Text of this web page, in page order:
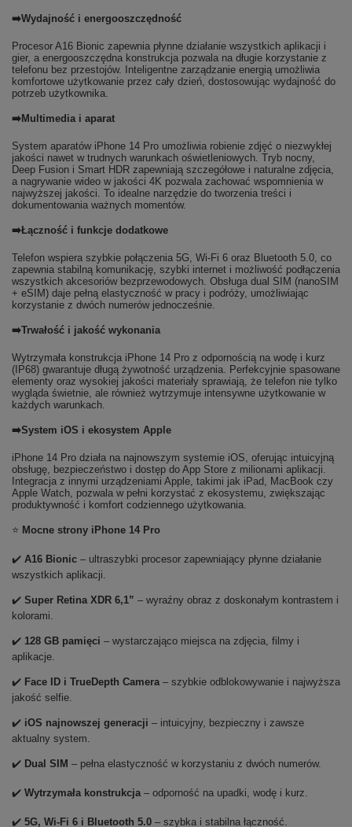
➡️Wydajność i energooszczędność
Procesor A16 Bionic zapewnia płynne działanie wszystkich aplikacji i
gier, a energooszczędna konstrukcja pozwala na długie korzystanie z
telefonu bez przestojów. Inteligentne zarządzanie energią umożliwia
komfortowe użytkowanie przez cały dzień, dostosowując wydajność do
potrzeb użytkownika.
➡️Multimedia i aparat
System aparatów iPhone 14 Pro umożliwia robienie zdjęć o niezwykłej
jakości nawet w trudnych warunkach oświetleniowych. Tryb nocny,
Deep Fusion i Smart HDR zapewniają szczegółowe i naturalne zdjęcia,
a nagrywanie wideo w jakości 4K pozwala zachować wspomnienia w
najwyższej jakości. To idealne narzędzie do tworzenia treści i
dokumentowania ważnych momentów.
➡️Łączność i funkcje dodatkowe
Telefon wspiera szybkie połączenia 5G, Wi-Fi 6 oraz Bluetooth 5.0, co
zapewnia stabilną komunikację, szybki internet i możliwość podłączenia
wszystkich akcesoriów bezprzewodowych. Obsługa dual SIM (nanoSIM
+ eSIM) daje pełną elastyczność w pracy i podróży, umożliwiając
korzystanie z dwóch numerów jednocześnie.
➡️Trwałość i jakość wykonania
Wytrzymała konstrukcja iPhone 14 Pro z odpornością na wodę i kurz
(IP68) gwarantuje długą żywotność urządzenia. Perfekcyjnie spasowane
elementy oraz wysokiej jakości materiały sprawiają, że telefon nie tylko
wygląda świetnie, ale również wytrzymuje intensywne użytkowanie w
każdych warunkach.
➡️System iOS i ekosystem Apple
iPhone 14 Pro działa na najnowszym systemie iOS, oferując intuicyjną
obsługę, bezpieczeństwo i dostęp do App Store z milionami aplikacji.
Integracja z innymi urządzeniami Apple, takimi jak iPad, MacBook czy
Apple Watch, pozwala w pełni korzystać z ekosystemu, zwiększając
produktywność i komfort codziennego użytkowania.
⭐ Mocne strony iPhone 14 Pro
✔️ A16 Bionic – ultraszybki procesor zapewniający płynne działanie
wszystkich aplikacji.
✔️ Super Retina XDR 6,1” – wyraźny obraz z doskonałym kontrastem i
kolorami.
✔️ 128 GB pamięci – wystarczająco miejsca na zdjęcia, filmy i
aplikacje.
✔️ Face ID i TrueDepth Camera– szybkie odblokowywanie i najwyższa
jakość selfie.
✔️ iOS najnowszej generacji – intuicyjny, bezpieczny i zawsze
aktualny system.
✔️ Dual SIM – pełna elastyczność w korzystaniu z dwóch numerów.
✔️ Wytrzymała konstrukcja– odporność na upadki, wodę i kurz.
✔️ 5G, Wi-Fi 6 i Bluetooth 5.0 – szybka i stabilna łączność.